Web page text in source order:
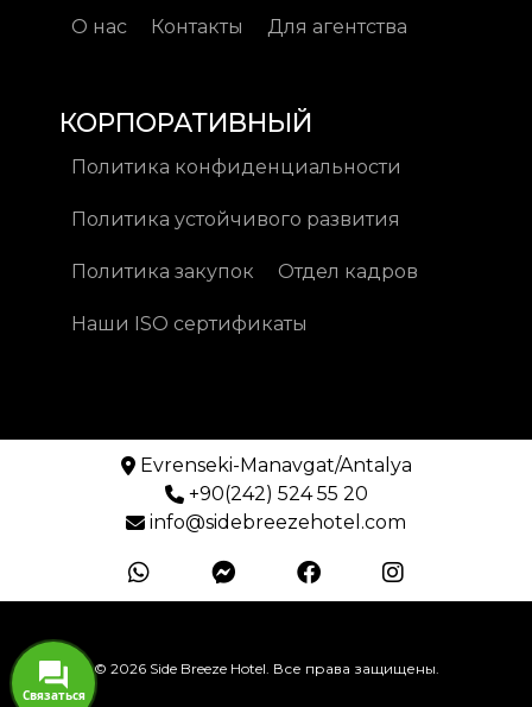
О нас Контакты Для агентства
КОРПОРАТИВНЫЙ
Политика конфиденциальности
Политика устойчивого развития
Политика закупок Отдел кадров
Наши ISO сертификаты
Evrenseki-Manavgat/Antalya
+90(242) 524 55 20
info@sidebreezehotel.com
© 2026 Side Breeze Hotel. Все права защищены.